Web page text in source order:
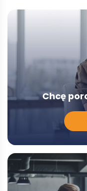
Chcę
porozmawiać
Doradcą
-
Modal